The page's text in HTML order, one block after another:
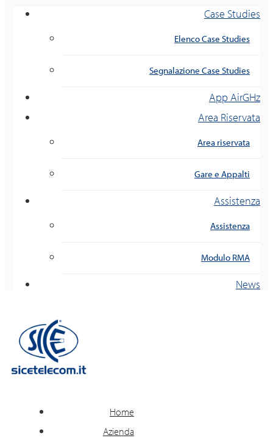
Case Studies
Elenco Case Studies
Segnalazione Case Studies
App AirGHz
Area Riservata
Area riservata
Gare e Appalti
Assistenza
Assistenza
Modulo RMA
News
Home
Azienda